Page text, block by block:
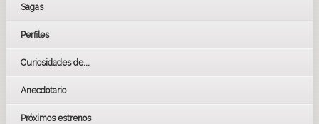
Sagas
Perfiles
Curiosidades de...
Anecdotario
Próximos estrenos